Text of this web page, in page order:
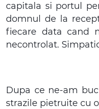
capitala si portul
domnul de la
fiecare data cand
necontrolat.
Dupa ce ne-am
strazile pietruite cu